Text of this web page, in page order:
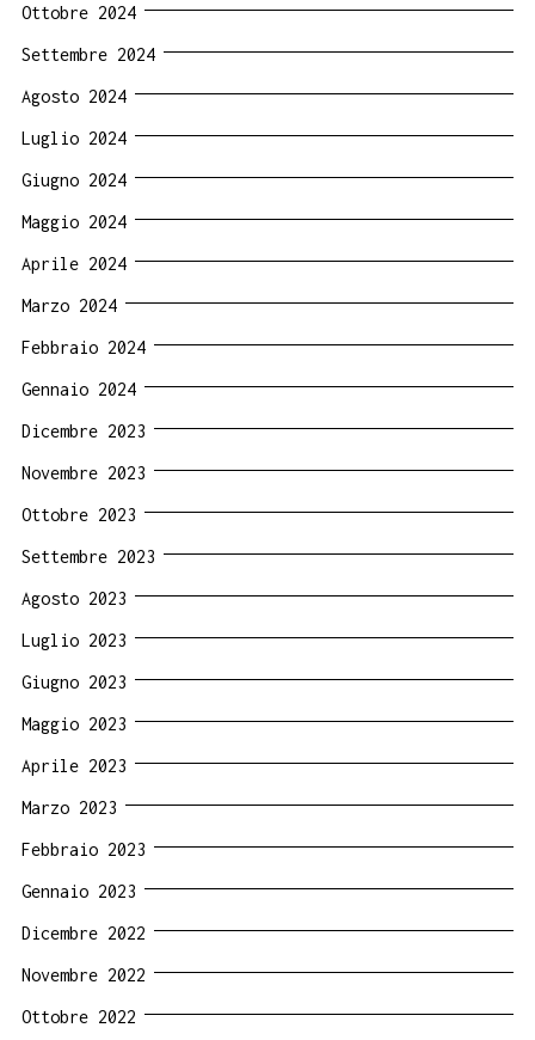
Ottobre 2024
Settembre 2024
Agosto 2024
Luglio 2024
Giugno 2024
Maggio 2024
Aprile 2024
Marzo 2024
Febbraio 2024
Gennaio 2024
Dicembre 2023
Novembre 2023
Ottobre 2023
Settembre 2023
Agosto 2023
Luglio 2023
Giugno 2023
Maggio 2023
Aprile 2023
Marzo 2023
Febbraio 2023
Gennaio 2023
Dicembre 2022
Novembre 2022
Ottobre 2022